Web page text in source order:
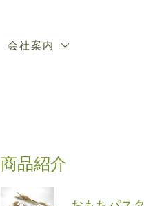
会社案内
商品紹介